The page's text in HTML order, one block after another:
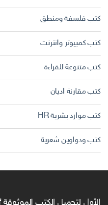
كتب فلسفة ومنطق
كتب كمبيوتر وانترنت
كتب متنوعة للقراءة
كتب مقارنة اديان
كتب موارد بشرية HR
كتب ودواوين شعرية